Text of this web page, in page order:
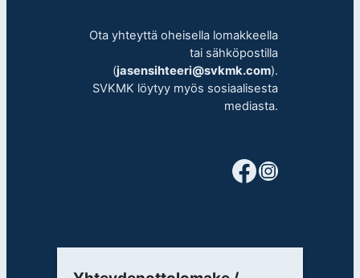
Ota yhteyttä oheisella lomakkeella
tai sähköpostilla
(jasensihteeri@svkmk.com).
SVKMK löytyy myös sosiaalisesta
mediasta.
Facebook Instagram